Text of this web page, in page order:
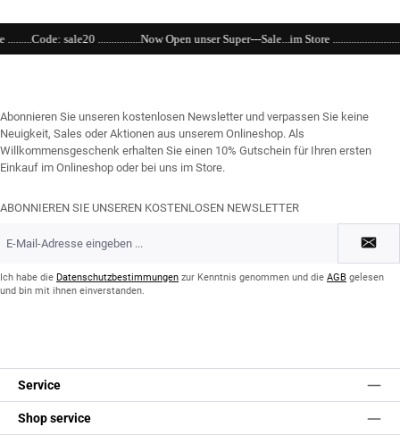
sale20 ................Now Open unser Super---Sale...im Store
Abonnieren Sie unseren kostenlosen Newsletter und verpassen Sie keine
Neuigkeit, Sales oder Aktionen aus unserem Onlineshop. Als
Willkommensgeschenk erhalten Sie einen 10% Gutschein für Ihren ersten
Einkauf im Onlineshop oder bei uns im Store.
ABONNIEREN SIE UNSEREN KOSTENLOSEN NEWSLETTER
Mail-
*Ich habe die Datenschutzbestimmungen zur Kenntnis genommen und die AGB gelesen
und bin mit ihnen einverstanden.
Service
Shop service